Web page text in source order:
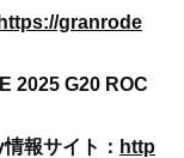
https://granrode
2025 G20 ROC
報サイト： http